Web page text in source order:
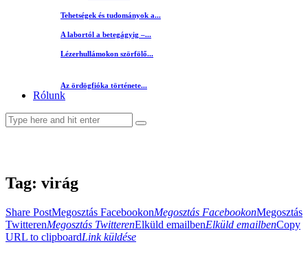
Tehetségek és tudományok a...
A labortól a betegágyig –...
Lézerhullámokon szörfölő...
Az ördögfióka története...
Rólunk
Tag: virág
Share PostMegosztás FacebookonMegosztás FacebookonMegosztás
TwitterenMegosztás TwitterenElküld emailbenElküld emailbenCopy
URL to clipboardLink küldése